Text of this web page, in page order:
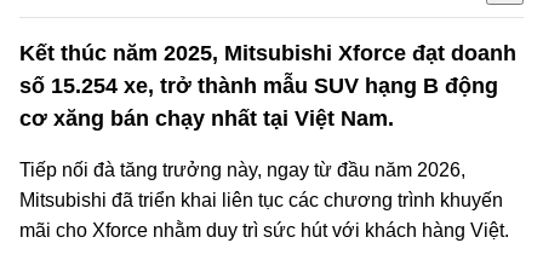
Kết thúc năm 2025, Mitsubishi Xforce đạt doanh
số 15.254 xe, trở thành mẫu SUV hạng B động
cơ xăng bán chạy nhất tại Việt Nam.
Tiếp nối đà tăng trưởng này, ngay từ đầu năm 2026,
Mitsubishi đã triển khai liên tục các chương trình khuyến
mãi cho Xforce nhằm duy trì sức hút với khách hàng Việt.